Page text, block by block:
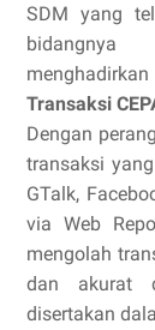
SDM yang
bidangnya
Transaksi
Dengan
transaksi
GTalk,
via Web
mengolah
dan akurat
disertakan